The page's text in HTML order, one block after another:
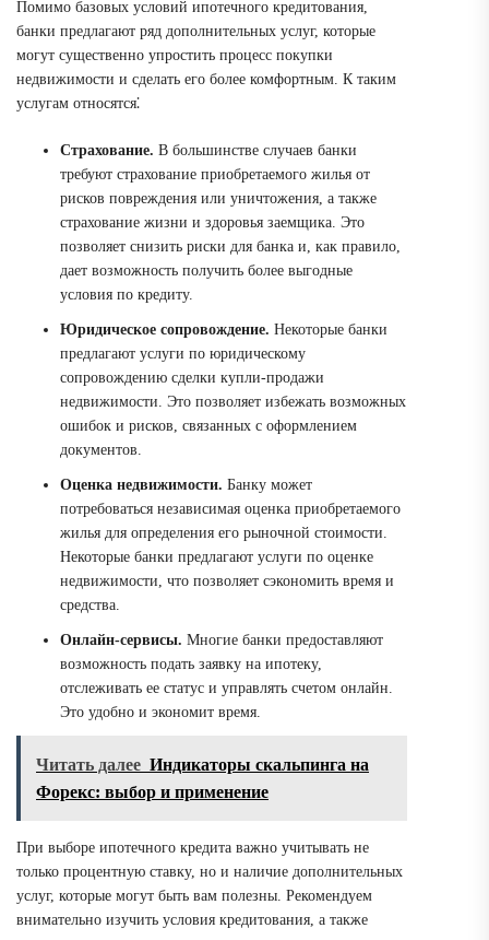
Помимо базовых условий ипотечного кредитования,
банки предлагают ряд дополнительных услуг, которые
могут существенно упростить процесс покупки
недвижимости и сделать его более комфортным. К таким
услугам относятся⁚
Страхование. В большинстве случаев банки
требуют страхование приобретаемого жилья от
рисков повреждения или уничтожения, а также
страхование жизни и здоровья заемщика. Это
позволяет снизить риски для банка и, как правило,
дает возможность получить более выгодные
условия по кредиту.
Юридическое сопровождение. Некоторые банки
предлагают услуги по юридическому
сопровождению сделки купли-продажи
недвижимости. Это позволяет избежать возможных
ошибок и рисков, связанных с оформлением
документов.
Оценка недвижимости. Банку может
потребоваться независимая оценка приобретаемого
жилья для определения его рыночной стоимости.
Некоторые банки предлагают услуги по оценке
недвижимости, что позволяет сэкономить время и
средства.
Онлайн-сервисы. Многие банки предоставляют
возможность подать заявку на ипотеку,
отслеживать ее статус и управлять счетом онлайн.
Это удобно и экономит время.
Читать далее Индикаторы скальпинга на
Форекс: выбор и применение
При выборе ипотечного кредита важно учитывать не
только процентную ставку, но и наличие дополнительных
услуг, которые могут быть вам полезны. Рекомендуем
внимательно изучить условия кредитования, а также